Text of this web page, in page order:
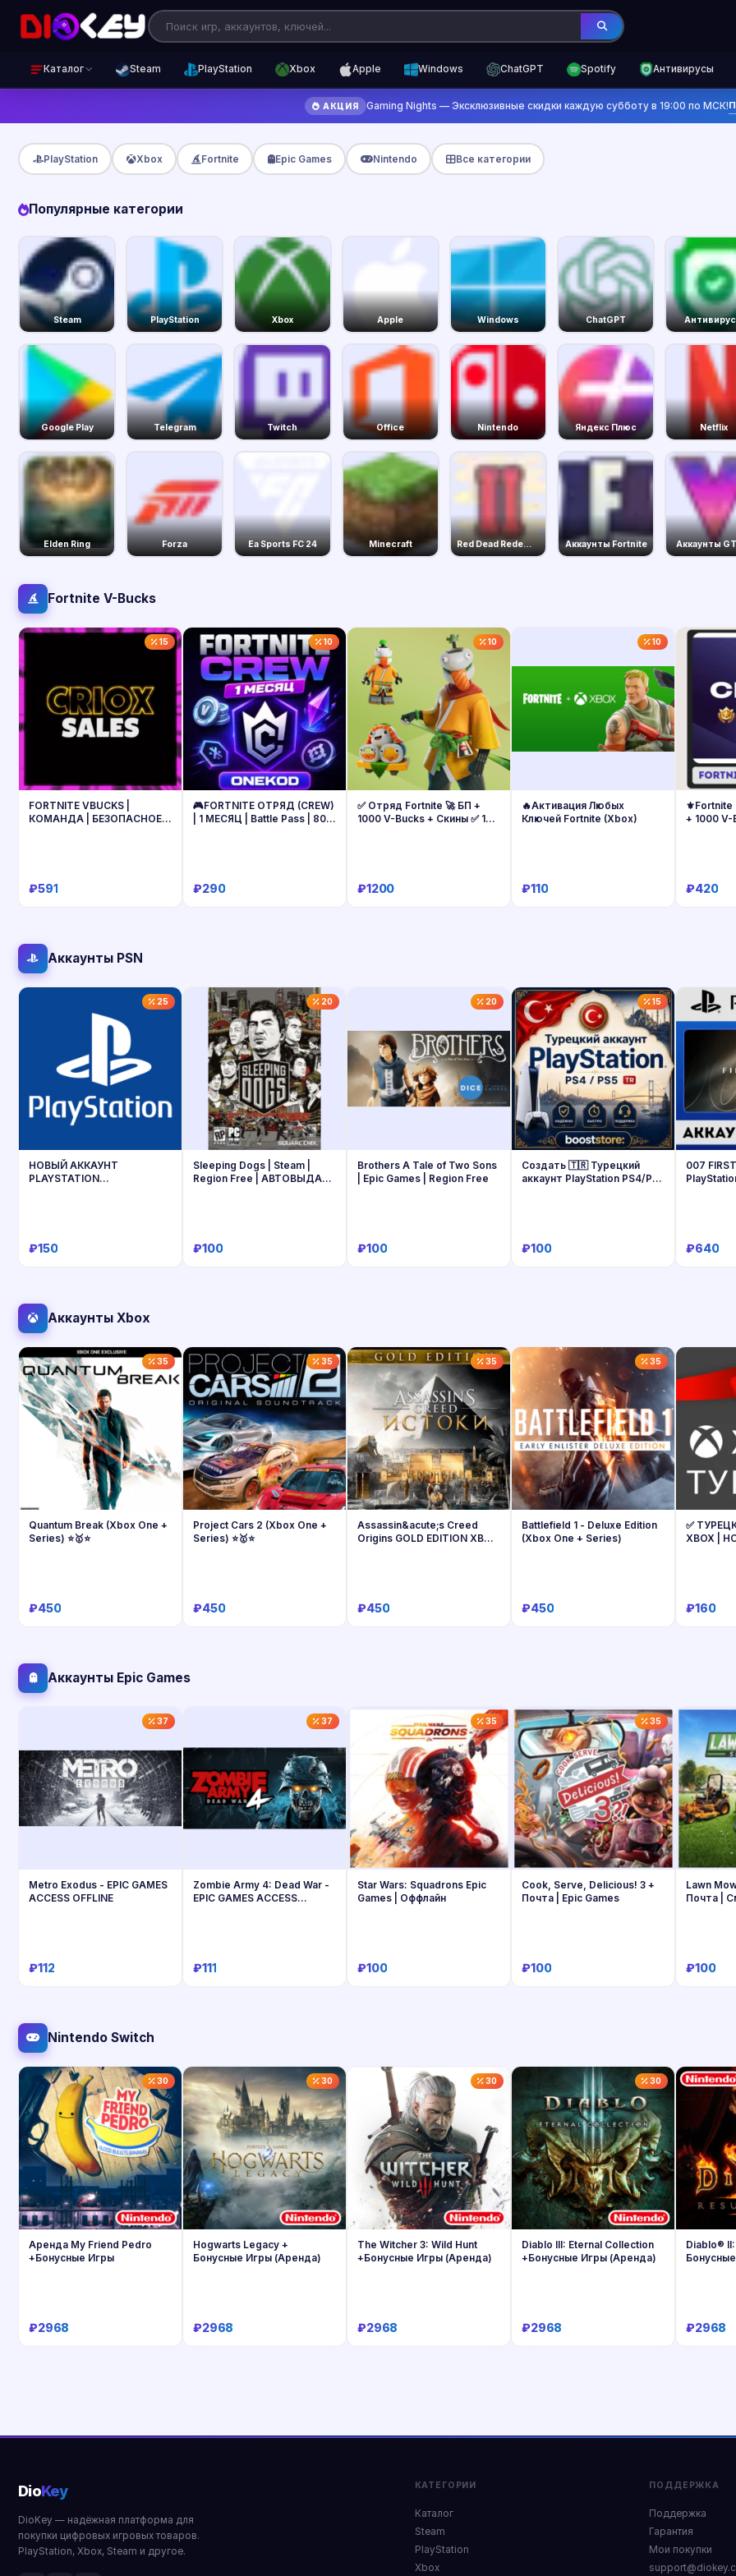
Каталог Steam PlayStation Xbox Apple Windows ChatGPT Spotify Антивирусы
АКЦИЯ Gaming Nights — Эксклюзивные скидки каждую субботу в 19:00 по МСК!
PlayStation Xbox Fortnite Epic Games Nintendo Все категории
Популярные категории
Steam PlayStation Xbox Apple Windows ChatGPT
Google Play Telegram Twitch Office Nintendo Яндекс Плюс Netflix
Elden Ring Forza Ea Sports FC 24 Minecraft Red Dead Redemption 2 Аккаунты Fortnite Аккаунты
Fortnite V-Bucks
15
FORTNITE VBUCKS |
КОМАНДА | БЕЗОПАСНОЕ
₽591
10
🎮FORTNITE ОТРЯД (CREW)
| 1 МЕСЯЦ | Battle Pass | 800
₽290
10
✅ Отряд Fortnite 🚀 БП +
1000 V-Bucks + Скины ✅ 1
₽1200
10
🔥Активация Любых
Ключей Fortnite (Xbox)
₽110
⚜️Fortnite
+ 1000 V-
₽420
Аккаунты PSN
25
НОВЫЙ АККАУНТ
PLAYSTATION
₽150
20
Sleeping Dogs | Steam |
Region Free | АВТОВЫДАЧА
₽100
20
Brothers A Tale of Two Sons
| Epic Games | Region Free
₽100
15
Создать 🇹🇷 Турецкий
аккаунт PlayStation PS4/PS5
₽100
007
₽640
Аккаунты Xbox
35
Quantum Break (Xbox One +
Series) ⭐🥇⭐
₽450
35
Project Cars 2 (Xbox One +
Series) ⭐🥇⭐
₽450
35
Assassin&acute;s Creed
Origins GOLD EDITION XBOX
₽450
35
Battlefield 1 - Deluxe Edition
(Xbox One + Series)
₽450
✅
XBOX |
₽160
Аккаунты Epic Games
37
Metro Exodus - EPIC GAMES
ACCESS OFFLINE
₽112
37
Zombie Army 4: Dead War -
EPIC GAMES ACCESS
₽111
35
Star Wars: Squadrons Epic
Games | Oффлайн
₽100
35
Cook, Serve, Delicious! 3 +
Почта | Epic Games
₽100
Lawn
Почта |
₽100
Nintendo Switch
30
Аренда My Friend Pedro
+Бонусные Игры
₽2968
30
Hogwarts Legacy +
Бонусные Игры (Аренда)
₽2968
30
The Witcher 3: Wild Hunt
+Бонусные Игры (Аренда)
₽2968
30
Diablo III: Eternal Collection
+Бонусные Игры (Аренда)
₽2968
Diablo®
₽2968
DioKey
DioKey — надёжная платформа для
покупки цифровых игровых товаров.
PlayStation, Xbox, Steam и другое.
КАТЕГОРИИ
Каталог
Steam
PlayStation
Xbox
ПОДДЕРЖКА
Поддержка
Гарантия
Мои покупки